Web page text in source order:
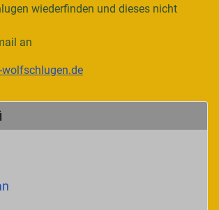
wiederfinden und dieses nicht
an